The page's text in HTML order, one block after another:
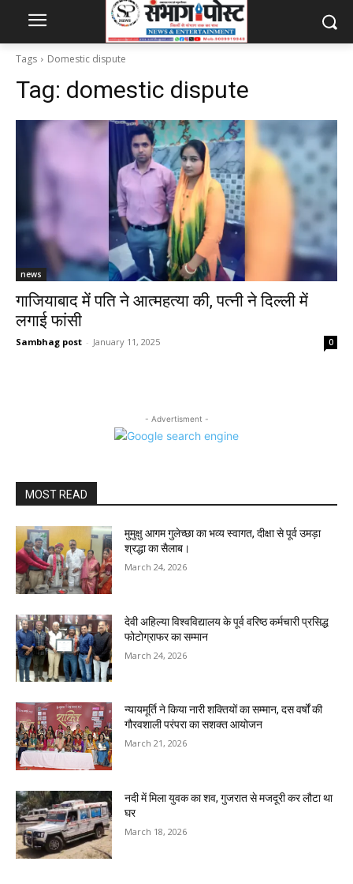
Tags Domestic dispute
Tag: domestic dispute
news
गाजियाबाद में पति ने आत्महत्या की, पत्नी ने दिल्ली में
लगाई फांसी
Sambhag post - January 11, 2025 0
- Advertisment -
MOST READ
मुमुक्षु आगम गुलेच्छा का भव्य स्वागत, दीक्षा से पूर्व उमड़ा
श्रद्धा का सैलाब।
March 24, 2026
देवी अहिल्या विश्वविद्यालय के पूर्व वरिष्ठ कर्मचारी प्रसिद्ध
फोटोग्राफर का सम्मान
March 24, 2026
न्यायमूर्ति ने किया नारी शक्तियों का सम्मान, दस वर्षों की
गौरवशाली परंपरा का सशक्त आयोजन
March 21, 2026
नदी में मिला युवक का शव, गुजरात से मजदूरी कर लौटा था
घर
March 18, 2026